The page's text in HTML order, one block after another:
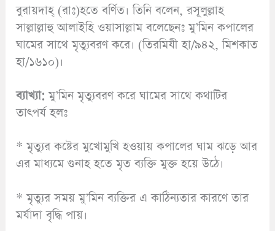
বুরায়দাহ্ (রাঃ)হতে বর্ণিত। তিনি বলেন, রসূলুল্লাহ
সাল্লাল্লাহু আলাইহি ওয়াসাল্লাম বলেছেনঃ মু’মিন কপালের
ঘামের সাথে মৃত্যুবরণ করে। (তিরমিযী হা/৯৪২, মিশকাত
হা/১৬১০)।
ব্যাখ্যা: মু’মিন মৃত্যুবরণ করে ঘামের সাথে কথাটির
তাৎপর্য হলঃ
* মৃত্যুর কষ্টের মুখোমুখি হওয়ায় কপালের ঘাম ঝড়ে আর
এর মাধ্যমে গুনাহ হতে মৃত ব্যক্তি মুক্ত হয়ে উঠে।
* মৃত্যুর সময় মু’মিন ব্যক্তির এ কাঠিন্যতার কারণে তার
মর্যাদা বৃদ্ধি পায়।